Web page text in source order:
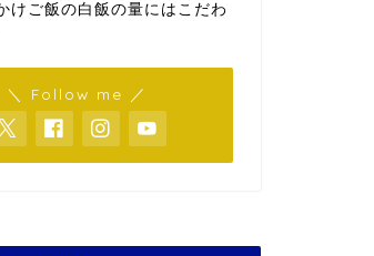
けご飯の白飯の量にはこだわ
＼ Follow me ／